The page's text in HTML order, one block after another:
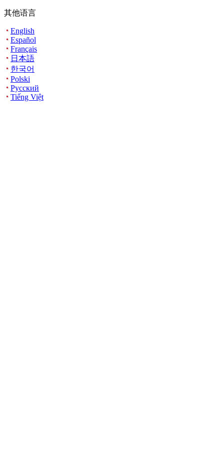
其他语言
English
Español
Français
日本語
한국어
Polski
Русский
Tiếng Việt